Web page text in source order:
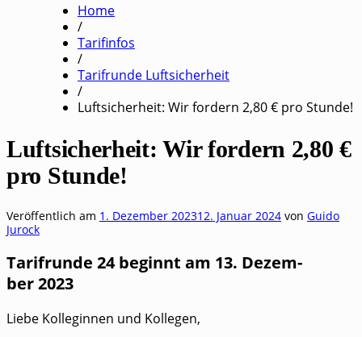
Home
/
Tarifinfos
/
Tarifrunde Luftsicherheit
/
Luftsicherheit: Wir fordern 2,80 € pro Stunde!
Luftsicherheit: Wir fordern 2,80 €
pro Stunde!
Veröffentlich am 1. Dezember 202312. Januar 2024 von Guido
Jurock
Tarif­run­de 24 beginnt am 13. Dezem­
ber 2023
Lie­be Kol­le­gin­nen und Kollegen,